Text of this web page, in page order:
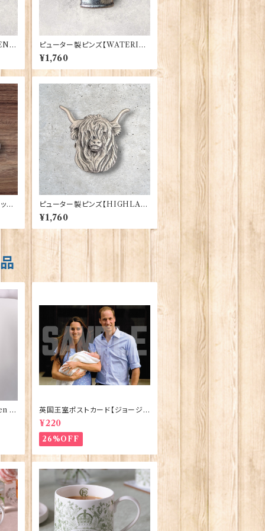
B
ピューター製ピンズ【WATERIN
G CAN】Cadogan 90166-XW
TP165
¥1,760
ク
ピューター製ピンズ【HIGHLAN
D COW】Cadogan 90166-XD
HLP1855
¥1,760
El
英国王室ポストカード【ジョージ
王子ご誕生】Pageantry Postca
rd 90183-JEF100
¥220
26%OFF